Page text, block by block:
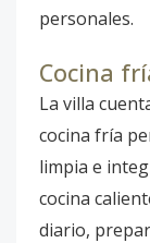
personales.
Cocina
La villa
cocina fría
limpia e
cocina
diario,